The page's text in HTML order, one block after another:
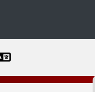
et l’Amérique